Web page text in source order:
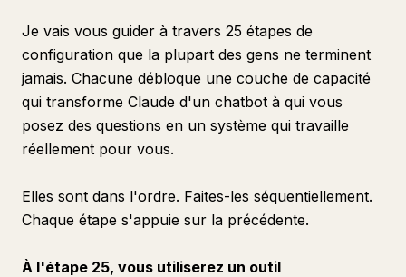
Je vais vous guider à travers 25 étapes de
configuration que la plupart des gens ne terminent
jamais. Chacune débloque une couche de capacité
qui transforme Claude d'un chatbot à qui vous
posez des questions en un système qui travaille
réellement pour vous.
Elles sont dans l'ordre. Faites-les séquentiellement.
Chaque étape s'appuie sur la précédente.
À l'étape 25, vous utiliserez un outil